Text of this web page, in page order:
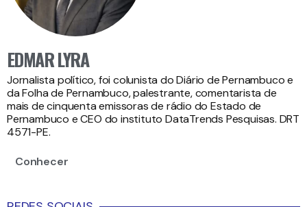
EDMAR LYRA
Jornalista político, foi colunista do Diário de Pernambuco e
da Folha de Pernambuco, palestrante, comentarista de
mais de cinquenta emissoras de rádio do Estado de
Pernambuco e CEO do instituto DataTrends Pesquisas. DRT
4571-PE.
Conhecer